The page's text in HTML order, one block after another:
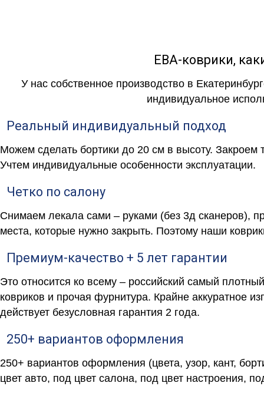
ЕВА-коврики,
У нас собственное производство в
индивидуальное
Реальный индивидуальный подход
Можем сделать бортики до 20 см в высоту.
Учтем индивидуальные особенности эксплуатации.
Четко по салону
Снимаем лекала сами – руками (без 3д сканеров),
места, которые нужно закрыть. Поэтому наши
Премиум-качество + 5 лет гарантии
Это относится ко всему – российский самый
ковриков и прочая фурнитура. Крайне аккуратное
действует безусловная гарантия 2 года.
250+ вариантов оформления
250+ вариантов оформления (цвета, узор, кант,
цвет авто, под цвет салона, под цвет настроения,